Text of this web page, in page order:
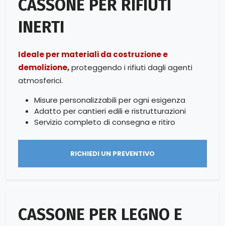
CASSONE PER RIFIUTI
INERTI
Ideale per materiali da costruzione e
demolizione,proteggendo i rifiuti dagli agenti
atmosferici.
Misure personalizzabili per ogni esigenza
Adatto per cantieri edili e ristrutturazioni
Servizio completo di consegna e ritiro
RICHIEDI UN PREVENTIVO
CASSONE PER LEGNO E